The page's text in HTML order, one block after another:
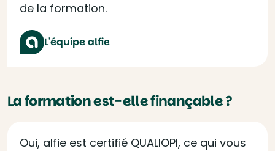
de la formation.
L'équipe alfie
La formation est-elle finançable ?
Oui, alfie est certifié QUALIOPI, ce qui vous